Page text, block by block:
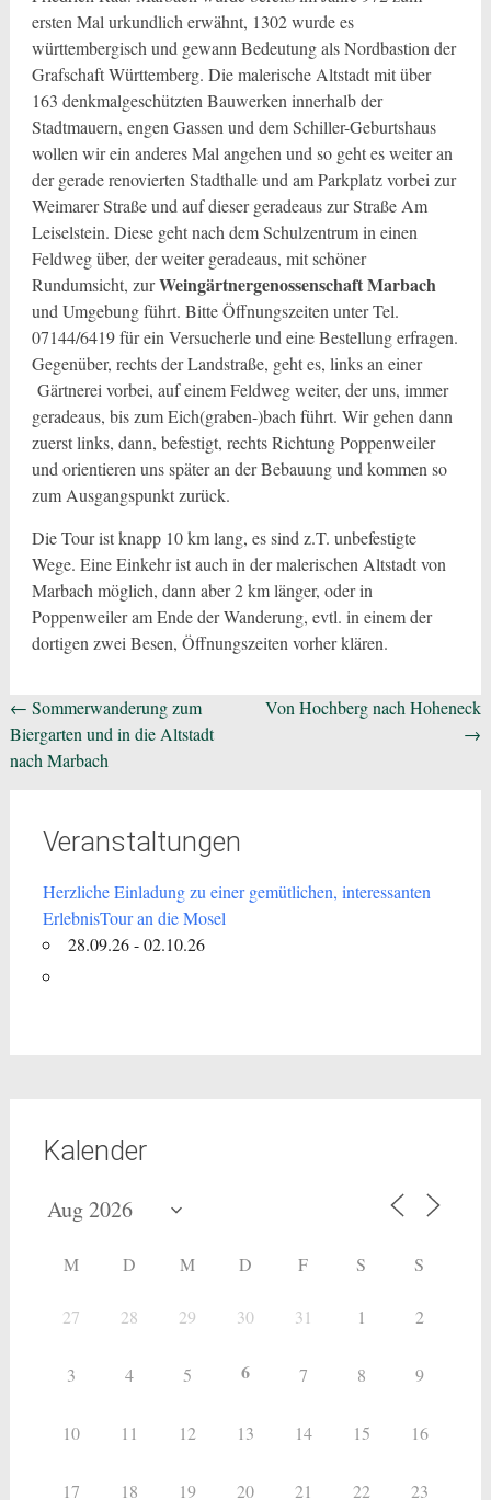
ersten Mal urkundlich erwähnt, 1302 wurde es
württembergisch und gewann Bedeutung als Nordbastion der
Grafschaft Württemberg. Die malerische Altstadt mit über
163 denkmalgeschützten Bauwerken innerhalb der
Stadtmauern, engen Gassen und dem Schiller-Geburtshaus
wollen wir ein anderes Mal angehen und so geht es weiter an
der gerade renovierten Stadthalle und am Parkplatz vorbei zur
Weimarer Straße und auf dieser geradeaus zur Straße Am
Leiselstein. Diese geht nach dem Schulzentrum in einen
Feldweg über, der weiter geradeaus, mit schöner
Rundumsicht, zurWeingärtnergenossenschaft Marbach
und Umgebung führt. Bitte Öffnungszeiten unter Tel.
07144/6419 für ein Versucherle und eine Bestellung erfragen.
Gegenüber, rechts der Landstraße, geht es, links an einer
Gärtnerei vorbei, auf einem Feldweg weiter, der uns, immer
geradeaus, bis zum Eich(graben-)bach führt. Wir gehen dann
zuerst links, dann, befestigt, rechts Richtung Poppenweiler
und orientieren uns später an der Bebauung und kommen so
zum Ausgangspunkt zurück.
Die Tour ist knapp 10 km lang, es sind z.T. unbefestigte
Wege. Eine Einkehr ist auch in der malerischen Altstadt von
Marbach möglich, dann aber 2 km länger, oder in
Poppenweiler am Ende der Wanderung, evtl. in einem der
dortigen zwei Besen, Öffnungszeiten vorher klären.
Beitragsnavigation
← Sommerwanderung zum
Biergarten und in die Altstadt
nach Marbach
Von Hochberg nach Hoheneck
→
Veranstaltungen
Herzliche Einladung zu einer gemütlichen, interessanten
ErlebnisTour an die Mosel
28.09.26 - 02.10.26
Kalender
M D M D F S S
27 28 29 30 31 1 2
3 4 5 6 7 8 9
10 11 12 13 14 15 16
17 18 19 20 21 22 23